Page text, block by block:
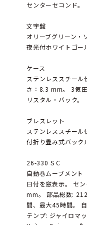
センターセコンド。
文字盤
オリーブグリーン・
夜光付ホワイトゴー
ケース
ステンレススチー
さ：8.3 mm。 3気
リスタル・バック。
ブレスレット
ステンレススチー
付折り畳み式バック
26-330 S C
自動巻ムーブメント
日付を窓表示。 セ
mm。 部品総数:
間、最大45時間。
テンプ: ジャイロマ